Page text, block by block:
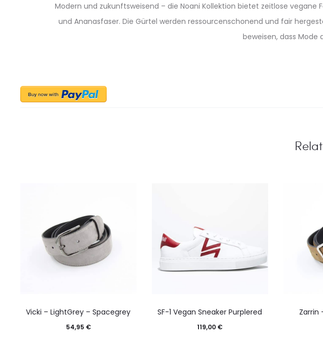
Modern und zukunftsweisend – die Noani Kollektion bietet zeitlose
und Ananasfaser. Die Gürtel werden ressourcenschonend und fair
beweisen, dass Mode
Vicki – LightGrey – Spacegrey
54,95 €
SF-1 Vegan Sneaker Purplered
119,00 €
Zarrin